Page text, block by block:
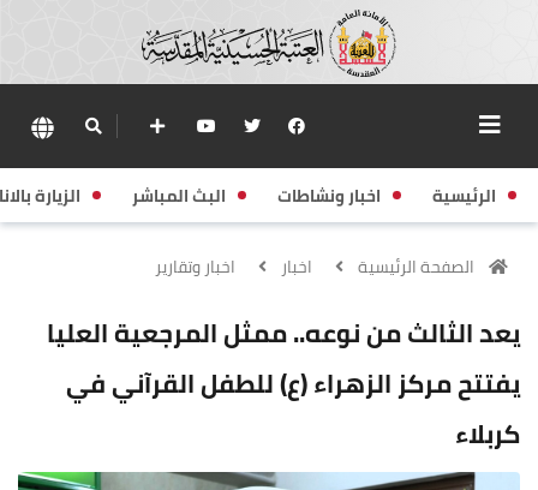
الرئيسية اخبار ونشاطات البث المباشر الزيارة
الصفحة الرئيسية اخبار اخبار وتقارير
يعد الثالث من نوعه.. ممثل المرجعية العليا
يفتتح مركز الزهراء (ع) للطفل القرآني في
كربلاء